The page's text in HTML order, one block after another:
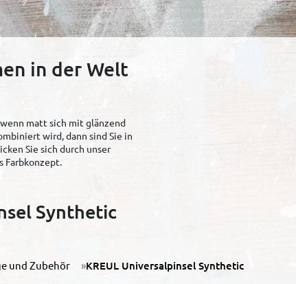
in der Welt
matt sich mit glänzend
wird, dann sind Sie in
Sie sich durch unser
Farbkonzept.
Synthetic
und Zubehör KREUL Universalpinsel Synthetic